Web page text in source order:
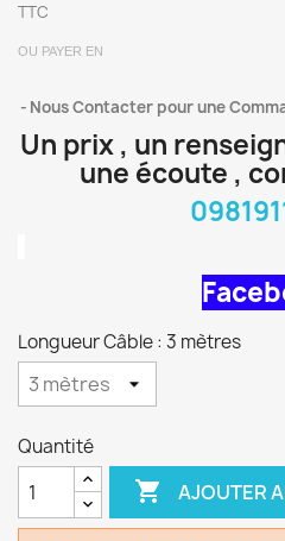
TTC
OU PAYER EN
Nous Contacter pour une
Un prix , un
une écoute ,
Longueur Câble : 3 mètres
Quantité
 AJOUTER